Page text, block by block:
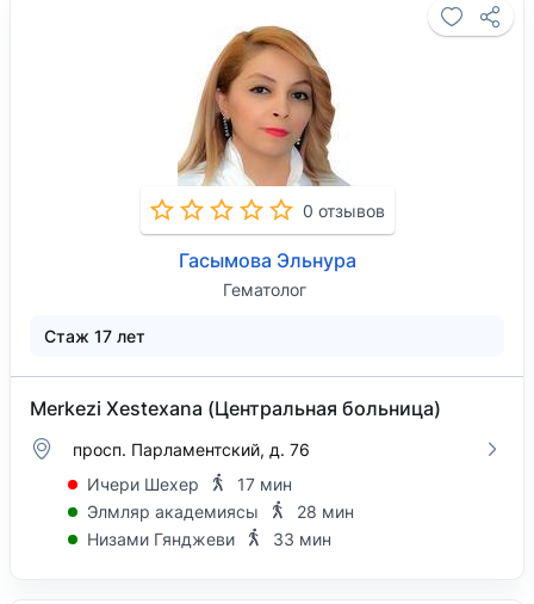
0 отзывов
Гасымова Эльнура
Гематолог
Стаж 17 лет
Merkezi Xestexana (Центральная больница)
просп. Парламентский, д. 76
Ичери Шехер
17 мин
Элмляр академиясы
28 мин
Низами Гянджеви
33 мин